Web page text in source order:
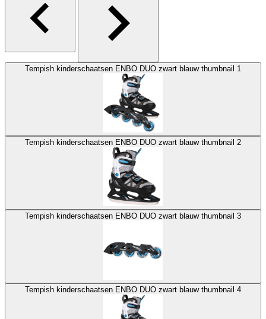
Tempish kinderschaatsen ENBO DUO zwart blauw thumbnail 1
Tempish kinderschaatsen ENBO DUO zwart blauw thumbnail 2
Tempish kinderschaatsen ENBO DUO zwart blauw thumbnail 3
Tempish kinderschaatsen ENBO DUO zwart blauw thumbnail 4